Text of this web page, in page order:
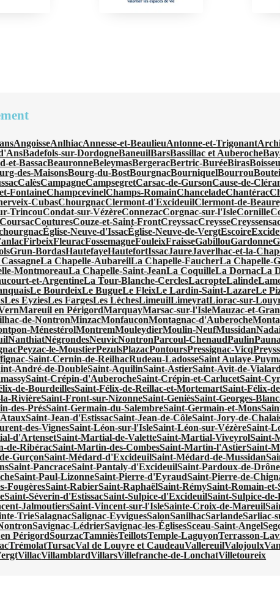
AngoisseAnlhiacAnnesse-et-BeaulieuAntonne-et-Trigonant
Badefols-sur-DordogneBaneuilBarsBassillac et Auberoche
et-BassacBeauronneBeleymasBergeracBertric-BuréeBiras
des-MaisonsBourg-du-BostBourgnacBourniquelBourrou
CalèsCampagneCampsegretCarsac-de-GursonCause-de-
FontaineChampcevinelChamps-RomainChanceladeChantérac
CubasChourgnacClermont-d'ExcideuilClermont-de-
TrincouCondat-sur-VézèreConnezacCorgnac-sur-l'IsleCornille
CoursacCouturesCouze-et-Saint-FrontCreyssacCreysse
Église-Neuve-d'IssacÉglise-Neuve-de-VergtEscoire
FirbeixFleuracFossemagneFouleixFraisseGabillouGardonne
Grun-BordasHautefayeHautefortIssacJaureJaverlhac-et-la-
La Chapelle-AubareilLa Chapelle-FaucherLa Chapelle-
MontmoreauLa Chapelle-Saint-JeanLa CoquilleLa DornacLa
et-ArgentineLa Tour-Blanche-CerclesLacropteLalinde
Le BourdeixLe BugueLe FleixLe Lardin-Saint-LazareLe
Les EyziesLes FargesLes LèchesLimeuilLimeyratLiorac-sur-
Mareuil en PérigordMarquayMarsac-sur-l'IsleMauzac-et-
de-NontronMinzacMonfauconMontagnac-d'Auberoche
MénestérolMontremMouleydierMoulin-NeufMussidan
NanthiatNégrondesNeuvicNontronParcoul-ChenaudPaulin
Peyzac-le-MoustierPezulsPlazacPontoursPressignac-Vicq
Saint-Cernin-de-ReilhacRudeau-LadosseSaint Aulaye-
André-de-DoubleSaint-AquilinSaint-AstierSaint-Avit-de-
Saint-Crépin-d'AuberocheSaint-Crépin-et-CarlucetSaint-
de-BourdeillesSaint-Félix-de-Reillac-et-MortemartSaint-Félix-
RivièreSaint-Front-sur-NizonneSaint-GenièsSaint-Georges-
des-PrésSaint-Germain-du-SalembreSaint-Germain-et-Mons
Saint-Jean-d'EstissacSaint-Jean-de-CôleSaint-Jory-de-
des-VignesSaint-Léon-sur-l'IsleSaint-Léon-sur-VézèreSaint-
d'ArtensetSaint-Martial-de-ValetteSaint-Martial-ViveyrolSaint-
de-RibéracSaint-Martin-des-CombesSaint-Martin-l'AstierSaint-
GurçonSaint-Médard-d'ExcideuilSaint-Médard-de-Mussidan
Saint-PancraceSaint-Pantaly-d'ExcideuilSaint-Pardoux-de-Drône
Saint-Paul-LizonneSaint-Pierre-d'EyraudSaint-Pierre-de-
FougèresSaint-RabierSaint-RaphaëlSaint-RémySaint-Romain-
Saint-Séverin-d'EstissacSaint-Sulpice-d'ExcideuilSaint-Sulpice-
JalmoutiersSaint-Vincent-sur-l'IsleSainte-Croix-de-Mareuil
TrieSalagnacSalignac-EyviguesSalonSanilhacSarlandeSarliac-
Savignac-LédrierSavignac-les-ÉglisesSceau-Saint-Angel
PérigordSourzacTamnièsTeillotsTemple-LaguyonTerrasson-
TrémolatTursacVal de Louyre et CaudeauVallereuilValojoulx
VillacVillamblardVillarsVillefranche-de-LonchatVilletoureix